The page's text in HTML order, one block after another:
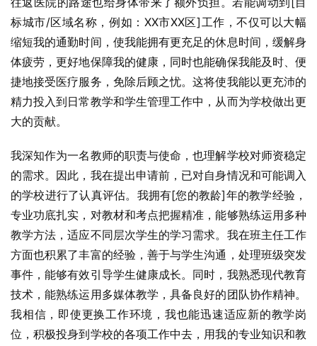
标城市/区域名称，例如：XX市XX区]工作，不仅可以大幅
缩短我的通勤时间，使我能拥有更充足的休息时间，缓解身
体疲劳，更好地保障我的健康，同时也能确保我能及时、便
捷地接受医疗服务，免除后顾之忧。这将使我能以更充沛的
精力投入到日常教学和学生管理工作中，从而为学校做出更
大的贡献。
我深知作为一名教师的职责与使命，也理解学校对师资稳定
的需求。因此，我在提出申请前，已对自身情况和可能调入
的学校进行了认真评估。我拥有[您的教龄]年的教学经验，
专业功底扎实，对教材和考点把握精准，能够熟练运用多种
教学方法，适应不同层次学生的学习需求。我在班主任工作
方面也积累了丰富的经验，善于与学生沟通，处理班级突发
事件，能够有效引导学生健康成长。同时，我熟悉现代教育
技术，能熟练运用多媒体教学，具备良好的团队协作精神。
我相信，即使更换工作环境，我也能迅速适应新的教学岗
位，积极投身到学校的各项工作中去，用我的专业知识和教